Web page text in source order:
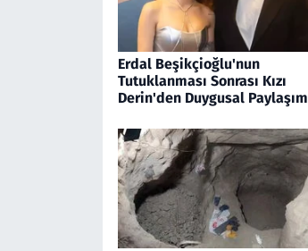
Erdal Beşikçioğlu'nun
Tutuklanması Sonrası Kızı
Derin'den Duygusal Paylaşım